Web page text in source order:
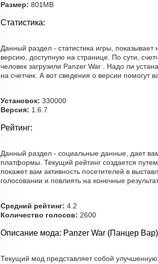
Размер: 801MB
Статистика:
Данный раздел - статистика игры,
версию, доступную на странице. По сути,
человек загрузили Panzer War . Надо ли
на счетчик. А вот сведения о версии помогут
Установок: 330000
Версия: 1.6.7
Рейтинг:
Данный раздел - социальные данные, дает
платформы. Текущий рейтинг создается
покажет вам активность посетителей в
голосовании и повлиять на конечные
Средний рейтинг: 4.2
Количество голосов: 2600
Описание мода: Panzer War (Панцер
Текущий мод представляет собой